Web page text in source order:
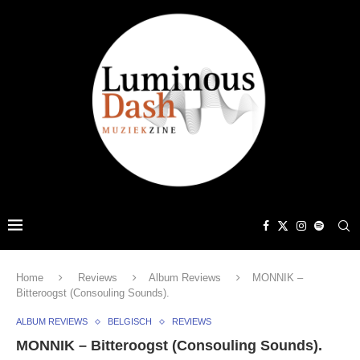
Home Reviews Album Reviews
MONNIK –
Bitteroogst (Consouling Sounds).
ALBUM REVIEWS BELGISCH REVIEWS
MONNIK – Bitteroogst (Consouling Sounds).